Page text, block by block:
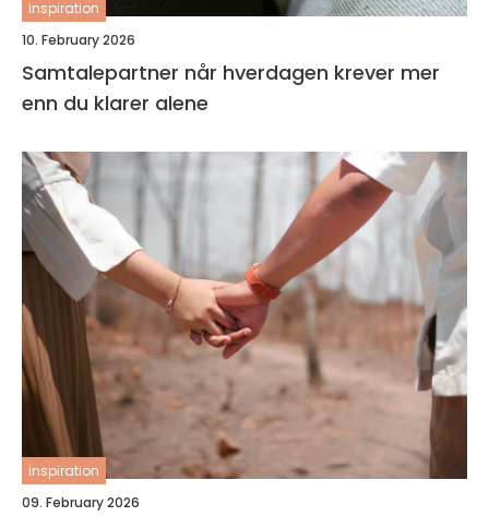
inspiration
10. February 2026
Samtalepartner når hverdagen krever mer
enn du klarer alene
inspiration
09. February 2026